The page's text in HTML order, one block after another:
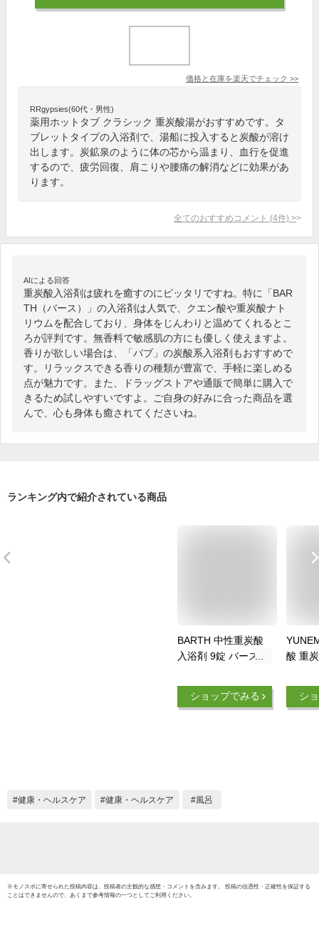
価格と在庫を楽天でチェック >>
RRgypsies(60代・男性)
薬用ホットタブ クラシック 重炭酸湯がおすすめです。タ
ブレットタイプの入浴剤で、湯船に投入すると炭酸が溶け
出します。炭鉱泉のように体の芯から温まり、血行を促進
するので、疲労回復、肩こりや腰痛の解消などに効果があ
ります。
全てのおすすめコメント (4件) >
AIによる回答
重炭酸入浴剤は疲れを癒すのにピッタリですね。特に「BAR
TH（バース）」の入浴剤は人気で、クエン酸や重炭酸ナト
リウムを配合しており、身体をじんわりと温めてくれるとこ
ろが評判です。無香料で敏感肌の方にも優しく使えますよ。
香りが欲しい場合は、「バブ」の炭酸系入浴剤もおすすめで
す。リラックスできる香りの種類が豊富で、手軽に楽しめる
点が魅力です。また、ドラッグストアや通販で簡単に購入で
きるため試しやすいですよ。ご自身の好みに合った商品を選
んで、心も身体も癒されてくださいね。
ランキング内で紹介されている商品
BARTH 中性重炭酸
入浴剤 9錠 バース
入浴剤 ギフト プレ
ゼント 女性 男性 温
プチギフト
ショップでみる
酸 重
分 重
薬部
シ
健康・ヘルスケア 健康・ヘルスケア 風呂
※モノスポに寄せられた投稿内容は、投稿者の主観的な感想・コメントを含みます。 投稿の信憑性・正確性を保証する
ことはできませんので、あくまで参考情報の一つとしてご利用ください。